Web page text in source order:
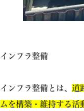
インフラ整備
インフラ整備とは、 道
ムを構築・維持する活